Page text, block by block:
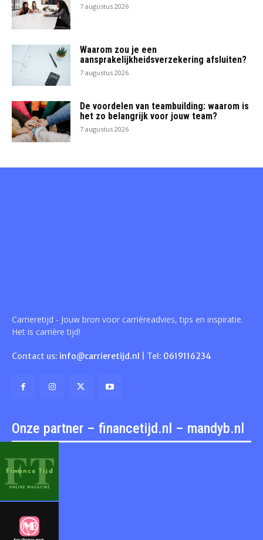
7 augustus 2026
Waarom zou je een
aansprakelijkheidsverzekering afsluiten?
7 augustus 2026
De voordelen van teambuilding: waarom is
het zo belangrijk voor jouw team?
7 augustus 2026
Carrieretijd - Jouw bron voor carrièreadvies, tips en inspiratie.
Het is carrière tijd!
Contact us: info@carrieretijd.nl | Tel: 0619116234
Onze partner – financetijd.nl – mandyb.nl